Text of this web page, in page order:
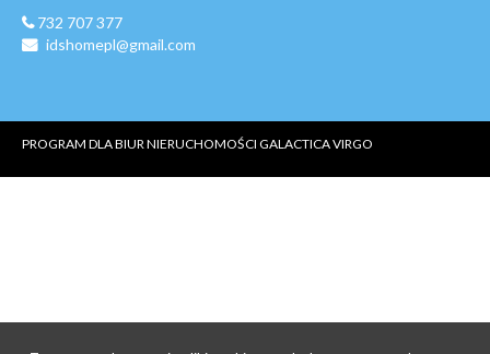
732 707 377
idshomepl@gmail.com
PROGRAM DLA BIUR NIERUCHOMOŚCI GALACTICA VIRGO